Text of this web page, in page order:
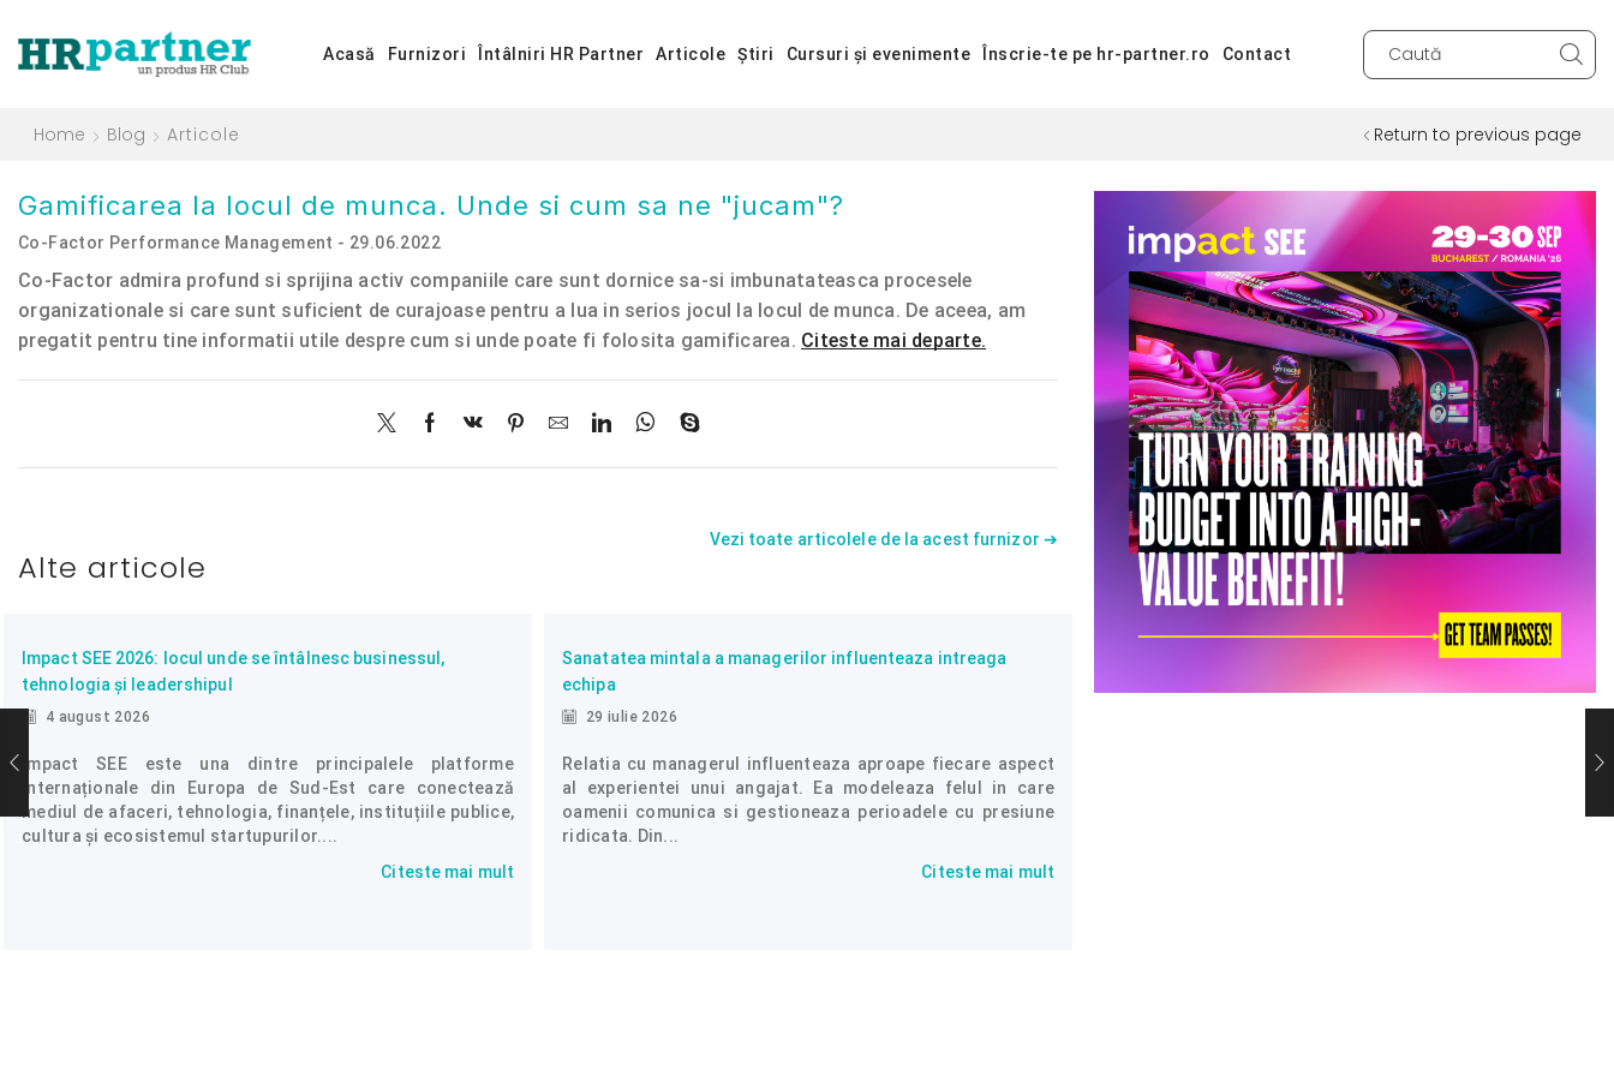
Acasă Furnizori Întâlniri HR Partner Articole Știri Cursuri și evenimente Înscrie-te pe hr-partner.ro Contact
Return to previous page
Home Blog Articole
​Gamificarea la locul de munca. Unde si cum sa ne "jucam"?
Co-Factor Performance Management - 29.06.2022
Co-Factor admira profund si sprijina activ companiile care sunt dornice sa-si imbunatateasca procesele
organizationale si care sunt suficient de curajoase pentru a lua in serios jocul la locul de munca. De aceea, am
pregatit pentru tine informatii utile despre cum si unde poate fi folosita gamificarea. Citeste mai departe.
Vezi toate articolele de la acest furnizor ➔
Alte articole
Impact SEE 2026: locul unde se întâlnesc businessul,
tehnologia și leadershipul
4 august 2026
Impact SEE este una dintre principalele platforme
internaționale din Europa de Sud-Est care conectează
mediul de afaceri, tehnologia, finanțele, instituțiile publice,
cultura și ecosistemul startupurilor....
Citeste mai mult
Sanatatea mintala a managerilor influenteaza intreaga
echipa
29 iulie 2026
Relatia cu managerul influenteaza aproape fiecare aspect
al experientei unui angajat. Ea modeleaza felul in care
oamenii comunica si gestioneaza perioadele cu presiune
ridicata. Din...
Citeste mai mult
Ce ii face pe angajati sa foloseasca beneficiile de sanatate
Citeste mai mult